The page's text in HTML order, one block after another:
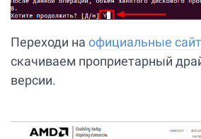
Переходи на официальные
скачиваем проприетарный
версии.